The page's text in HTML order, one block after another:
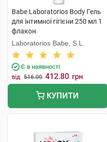
Babe Laboratorios Body Гель
для інтимної гігієни 250 мл 1
флакон
Laboratorios Babe, S.L.
Є в наявності
від 516.00 412.80 грн
КУПИТИ